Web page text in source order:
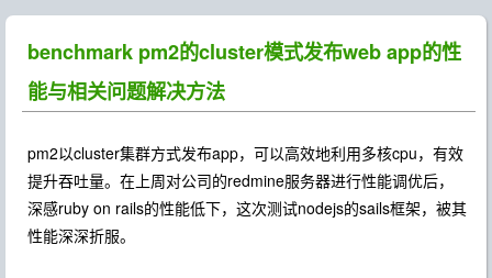
benchmark pm2的cluster模式发布web app的性
能与相关问题解决方法
pm2以cluster集群方式发布app，可以高效地利用多核cpu，有效
提升吞吐量。在上周对公司的redmine服务器进行性能调优后，
深感ruby on rails的性能低下，这次测试nodejs的sails框架，被其
性能深深折服。